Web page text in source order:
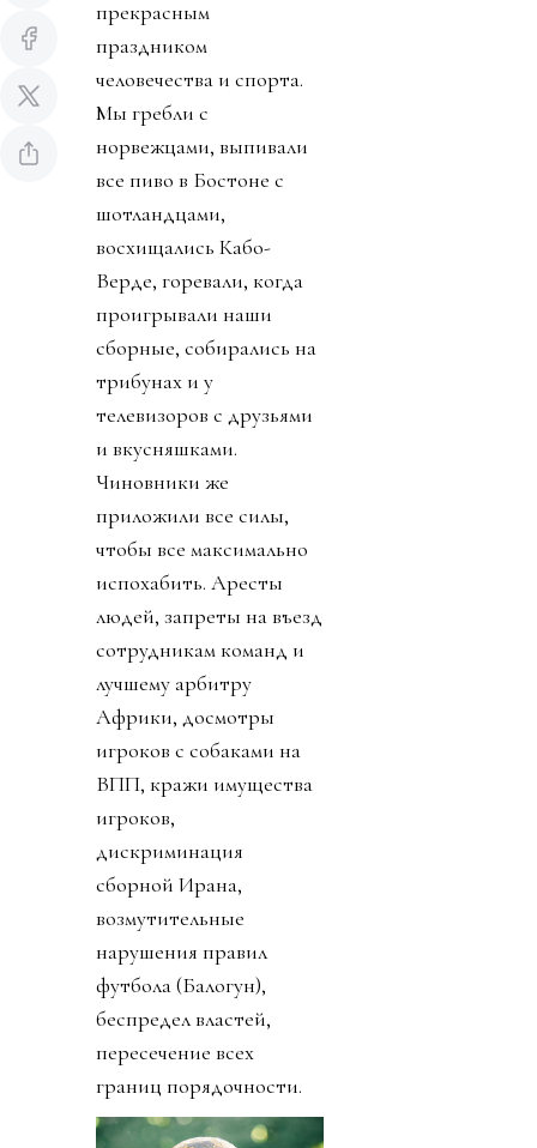
прекрасным
праздником
человечества и спорта.
Мы гребли с
норвежцами, выпивали
все пиво в Бостоне с
шотландцами,
восхищались Кабо-
Верде, горевали, когда
проигрывали наши
сборные, собирались на
трибунах и у
телевизоров с друзьями
и вкусняшками.
Чиновники же
приложили все силы,
чтобы все максимально
испохабить. Аресты
людей, запреты на въезд
сотрудникам команд и
лучшему арбитру
Африки, досмотры
игроков с собаками на
ВПП, кражи имущества
игроков,
дискриминация
сборной Ирана,
возмутительные
нарушения правил
футбола (Балогун),
беспредел властей,
пересечение всех
границ порядочности.